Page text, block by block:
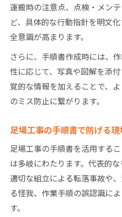
運搬時の注意点、点検・メン
ど、具体的な行動指針を明文
全意識が高まります。
さらに、手順書作成時には、
性に応じて、写真や図解を添
覚的な情報を加えることで、
のミス防止に繋がります。
足場工事の手順書で防げる
足場工事の手順書を活用する
は多岐にわたります。代表的
適切な組立による転落事故や
る怪我、作業手順の誤認識に
す。